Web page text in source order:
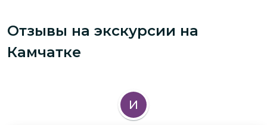
Отзывы на экскурсии на
Камчатке
И